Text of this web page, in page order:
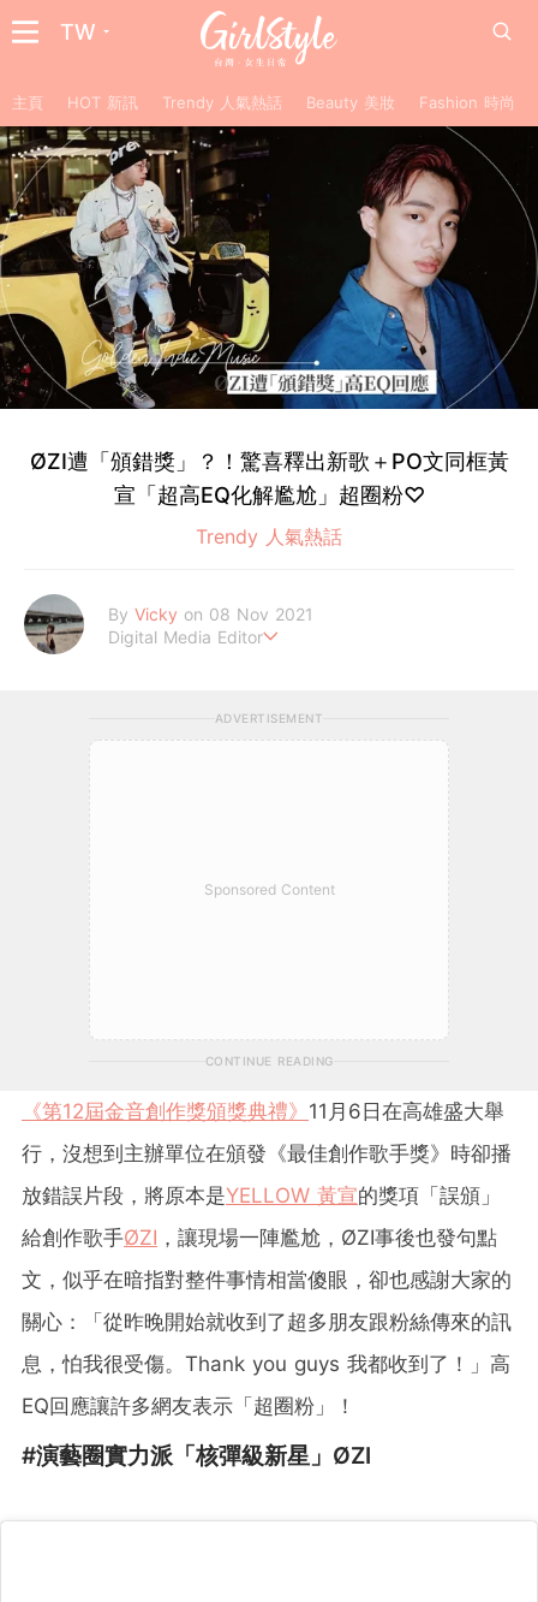
TW
主頁 HOT 新訊 Trendy 人氣熱話 Beauty 美妝 Fashion 時尚
ØZI遭「頒錯獎」？！驚喜釋出新歌＋PO文同框黃
宣「超高EQ化解尷尬」超圈粉♡
Trendy 人氣熱話
By Vicky on 08 Nov 2021
Digital Media Editor
ADVERTISEMENT
Sponsored Content
CONTINUE READING
《第12屆金音創作獎頒獎典禮》 11月6日在高雄盛大舉
行，沒想到主辦單位在頒發《最佳創作歌手獎》時卻播
放錯誤片段，將原本是YELLOW 黃宣的獎項「誤頒」
給創作歌手ØZI ，讓現場一陣尷尬，ØZI事後也發句點
文，似乎在暗指對整件事情相當傻眼，卻也感謝大家的
關心：「從昨晚開始就收到了超多朋友跟粉絲傳來的訊
息，怕我很受傷。Thank you guys 我都收到了！」高
EQ回應讓許多網友表示「超圈粉」！
#演藝圈實力派「核彈級新星」ØZI